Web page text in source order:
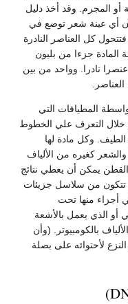
المجرم. وقد أخذ دليل
أمام المحاكم عام 1950. والآن أي عينة شعر توضع في
كل العناصر النادرة
المادة جزءا من بليون
جزء من الجرام. وفي كل شعرة يوجد 14 عنصرا نادرا. وواحد من بين
بواسطة المطيافات التي
خلال التعرف علي الخطوط
وكل مادة لها
كغيره من الألياف
القطن يمكن أن يعطي نتائج
تتكون من سلاسل جزيئات
أجزاء منها تحت
أو الذي يعمل بالأشعة
بالكومبيوتر. (وأن
لأحتوائه على بصلة